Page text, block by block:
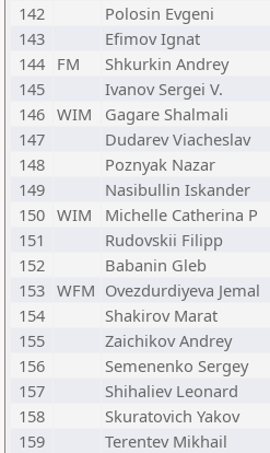
142
Polosin Evgeni
143
Efimov Ignat
144 FM Shkurkin Andrey
145
Ivanov Sergei V.
146 WIM Gagare Shalmali
147
Dudarev Viacheslav
148
Poznyak Nazar
149
Nasibullin Iskander
150 WIM Michelle Catherina P
151
Rudovskii Filipp
152
Babanin Gleb
153 WFM Ovezdurdiyeva Jemal
154
Shakirov Marat
155
Zaichikov Andrey
156
Semenenko Sergey
157
Shihaliev Leonard
158
Skuratovich Yakov
159
Terentev Mikhail